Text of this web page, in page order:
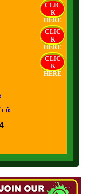
CLIC
K
HERE
CLIC
K
HERE
CLIC
K
HERE